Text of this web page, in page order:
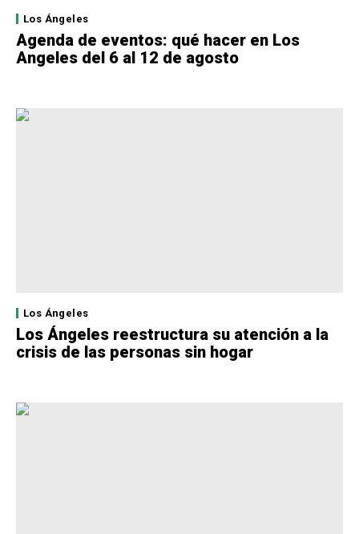
Los Ángeles
Agenda de eventos: qué hacer en Los
Angeles del 6 al 12 de agosto
Los Ángeles
Los Ángeles reestructura su atención a la
crisis de las personas sin hogar